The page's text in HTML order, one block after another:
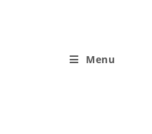
Menu